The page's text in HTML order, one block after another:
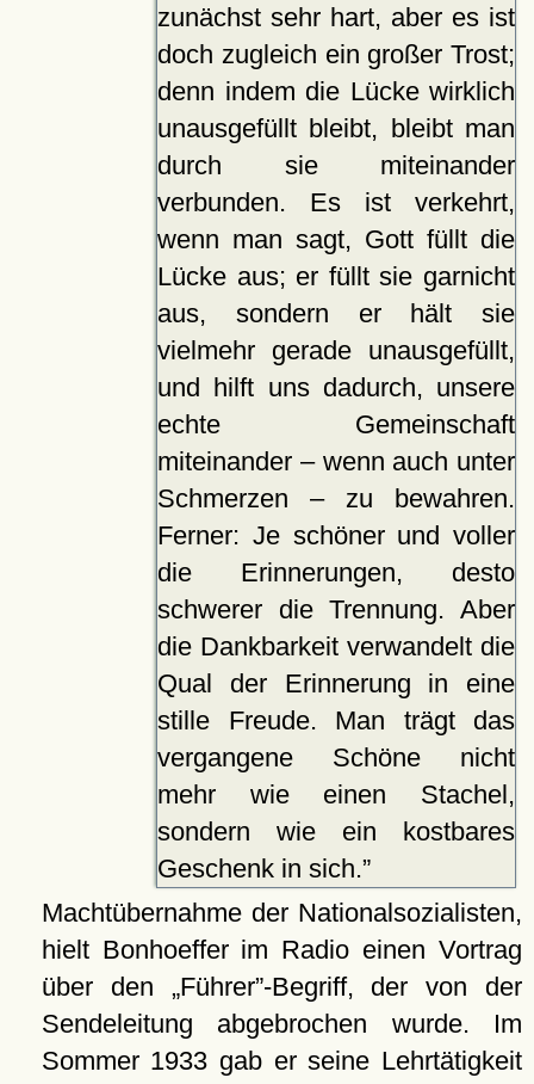
zunächst sehr hart, aber es ist
doch zugleich ein großer Trost;
denn indem die Lücke wirklich
unausgefüllt bleibt, bleibt man
durch sie miteinander
verbunden. Es ist verkehrt,
wenn man sagt, Gott füllt die
Lücke aus; er füllt sie garnicht
aus, sondern er hält sie
vielmehr gerade unausgefüllt,
und hilft uns dadurch, unsere
echte Gemeinschaft
miteinander – wenn auch unter
Schmerzen – zu bewahren.
Ferner: Je schöner und voller
die Erinnerungen, desto
schwerer die Trennung. Aber
die Dankbarkeit verwandelt die
Qual der Erinnerung in eine
stille Freude. Man trägt das
vergangene Schöne nicht
mehr wie einen Stachel,
sondern wie ein kostbares
Geschenk in sich.
Machtübernahme der Nationalsozialisten,
hielt Bonhoeffer im Radio einen Vortrag
über den
Führer -Begriff, der von der
Sendeleitung abgebrochen wurde. Im
Sommer 1933 gab er seine Lehrtätigkeit